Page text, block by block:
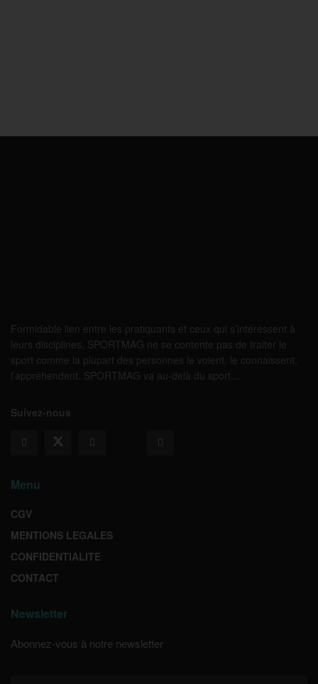
Formidable lien entre les pratiquants et ceux qui s’intéressent à
leurs disciplines, SPORTMAG ne se contente pas de traiter le
sport comme la plupart des personnes le voient, le connaissent,
l’appréhendent. SPORTMAG va au-delà du sport…
Suivez-nous
Menu
CGV
MENTIONS LEGALES
CONFIDENTIALITE
CONTACT
Newsletter
Abonnez-vous à notre newsletter